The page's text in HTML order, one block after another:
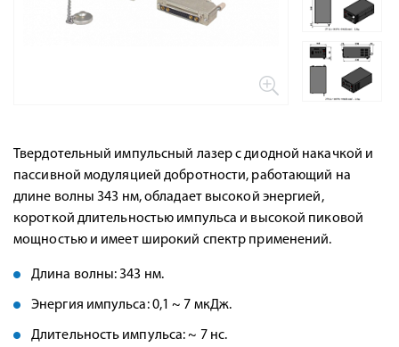
Твердотельный импульсный лазер с диодной накачкой и
пассивной модуляцией добротности, работающий на
длине волны 343 нм, обладает высокой энергией,
короткой длительностью импульса и высокой пиковой
мощностью и имеет широкий спектр применений.
Длина волны: 343 нм.
Энергия импульса: 0,1 ~ 7 мкДж.
Длительность импульса: ~ 7 нс.